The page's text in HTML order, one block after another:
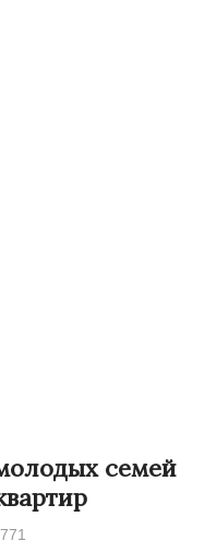
семей
771